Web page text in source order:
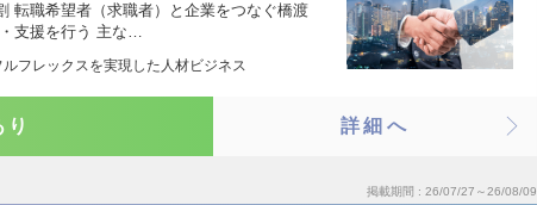
転職希望者（求職者）と企業をつなぐ橋渡
支援を行う 主な…
フレックスを実現した人材ビジネス
詳細へ
掲載期間 26/07/27～26/08/09